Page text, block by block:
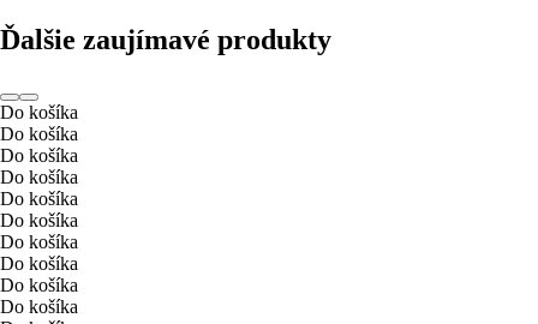
Ďalšie zaujímavé produkty
Do košíka
Do košíka
Do košíka
Do košíka
Do košíka
Do košíka
Do košíka
Do košíka
Do košíka
Do košíka